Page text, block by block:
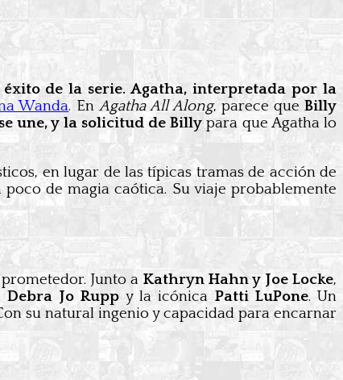
de la serie. Agatha, interpretada por la
Wanda. EnAgatha All Along, parece queBilly
une, y la solicitud de Billy para que Agatha lo
en lugar de las típicas tramas de acción de
de magia caótica. Su viaje probablemente
Junto a Kathryn Hahn y Joe Locke,
Debra Jo Rupp y la icónica Patti LuPone. Un
su natural ingenio y capacidad para encarnar